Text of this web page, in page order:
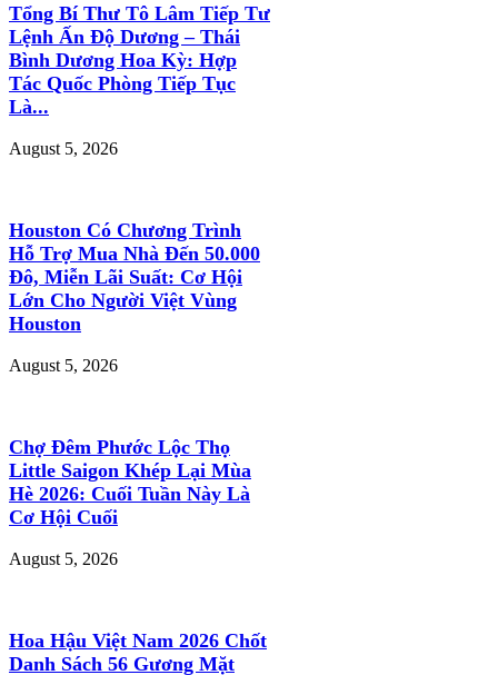
Tổng Bí Thư Tô Lâm Tiếp Tư
Lệnh Ấn Độ Dương – Thái
Bình Dương Hoa Kỳ: Hợp
Tác Quốc Phòng Tiếp Tục
Là...
August 5, 2026
Houston Có Chương Trình
Hỗ Trợ Mua Nhà Đến 50.000
Đô, Miễn Lãi Suất: Cơ Hội
Lớn Cho Người Việt Vùng
Houston
August 5, 2026
Chợ Đêm Phước Lộc Thọ
Little Saigon Khép Lại Mùa
Hè 2026: Cuối Tuần Này Là
Cơ Hội Cuối
August 5, 2026
Hoa Hậu Việt Nam 2026 Chốt
Danh Sách 56 Gương Mặt